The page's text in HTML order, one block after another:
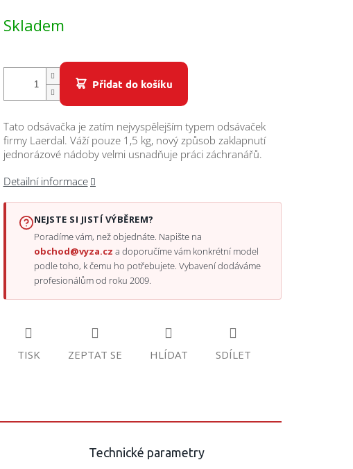
cena:
Skladem
Přidat do košíku
Tato odsávačka je zatím nejvyspělejším typem odsávaček
firmy Laerdal. Váží pouze 1,5 kg, nový způsob zaklapnutí
jednorázové nádoby velmi usnadňuje práci záchranářů.
Detailní informace
NEJSTE SI JISTÍ VÝBĚREM?
Poradíme vám, než objednáte. Napište na
obchod@vyza.cz a doporučíme vám konkrétní model
podle toho, k čemu ho potřebujete. Vybavení dodáváme
profesionálům od roku 2009.
TISK ZEPTAT SE HLÍDAT SDÍLET
Technické parametry